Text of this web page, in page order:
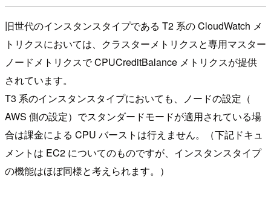
旧世代のインスタンスタイプである T2 系の CloudWatch メ
トリクスにおいては、クラスターメトリクスと専用マスター
ノードメトリクスで CPUCreditBalance メトリクスが提供
されています。
T3 系のインスタンスタイプにおいても、ノードの設定（
AWS 側の設定）でスタンダードモードが適用されている場
合は課金による CPU バーストは行えません。（下記ドキュ
メントは EC2 についてのものですが、インスタンスタイプ
の機能はほぼ同様と考えられます。）